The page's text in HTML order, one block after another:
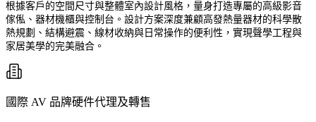
根據客戶的空間尺寸與整體室內設計風格，量身打造專屬的高級影音
傢俬、器材機櫃與控制台。設計方案深度兼顧高發熱量器材的科學散
熱規劃、結構避震、線材收納與日常操作的便利性，實現聲學工程與
家居美學的完美融合。
國際 AV 品牌硬件代理及轉售